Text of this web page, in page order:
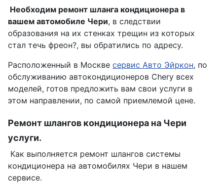
Необходим ремонт шланга кондиционера в
вашем автомобиле Чери, в следствии
образования на их стенках трещин из которых
стал течь фреон?, вы обратились по адресу.
Расположенный в Москве сервис Авто Эйркон, по
обслуживанию автокондиционеров Chery всех
моделей, готов предложить вам свои услуги в
этом направлении, по самой приемлемой цене.
Ремонт шлангов кондиционера на Чери
услуги.
Как выполняется ремонт шлангов системы
кондиционера на автомобилях Чери в нашем
сервисе.